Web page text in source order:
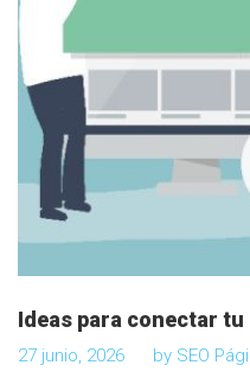
d
a
s
Ideas para conectar
27 junio, 2026 by SEO